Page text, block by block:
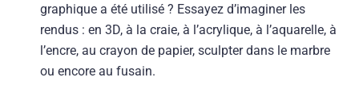
graphique a été utilisé ? Essayez d’imaginer les
rendus : en 3D, à la craie, à l’acrylique, à l’aquarelle, à
l’encre, au crayon de papier, sculpter dans le marbre
ou encore au fusain.